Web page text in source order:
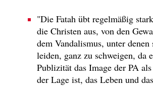
"Die Fatah übt regelmäßig
die Christen aus, von den
dem Vandalismus, unter denen
leiden, ganz zu schweigen, da
Publizität das Image der PA
der Lage ist, das Leben und